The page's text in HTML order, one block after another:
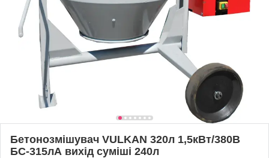
Бетонозмішувач VULKAN 320л 1,5кВт/380В
БС-315лА вихід суміші 240л